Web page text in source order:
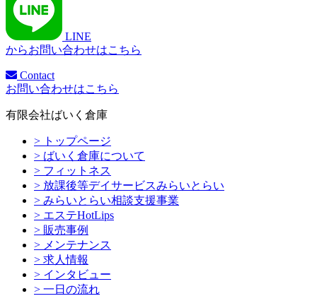
LINE
からお問い合わせはこちら
Contact
お問い合わせはこちら
有限会社ばいく倉庫
> トップページ
> ばいく倉庫について
> フィットネス
> 放課後等デイサービスみらいとらい
> みらいとらい相談支援事業
> エステHotLips
> 販売事例
> メンテナンス
> 求人情報
> インタビュー
> 一日の流れ